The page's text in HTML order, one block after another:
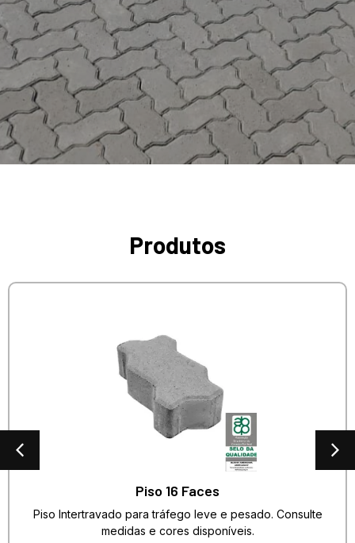
Produtos
Piso 16 Faces
Piso Intertravado para tráfego leve e pesado. Consulte
medidas e cores disponíveis.